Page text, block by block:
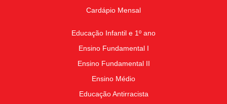
Cardápio Mensal
Educação Infantil e 1º ano
Ensino Fundamental I
Ensino Fundamental II
Ensino Médio
Educação Antirracista